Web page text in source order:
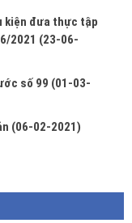
kiện đưa thực tập
2021 (23-06-
số 99 (01-03-
(06-02-2021)